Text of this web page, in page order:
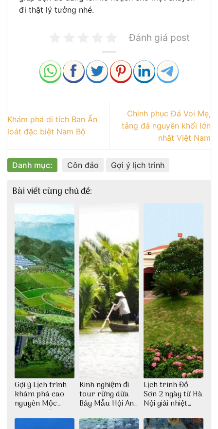
đi thật lý tưởng nhé.
Đánh giá post
Khám phá di tích Ban Ấn
loát đặc biệt Nam Bộ
Chinh phục Đá Voi Mẹ,
tảng đá nguyên khối lớn
nhất Việt Nam
Danh mục: Côn đảo Gợi ý lịch trình
Bài viết cùng chủ đề:
Gợi ý Lịch trình
khám phá cao
nguyên Mộc
Châu 2N1Đ cực
chi tiết
Kinh nghiệm đi
tour rừng dừa
Bảy Mẫu Hội An
Lịch trình Đồ
Sơn 2 ngày từ Hà
Nội giải nhiệt